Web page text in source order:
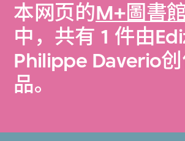
本网页的M+圖書
中，共有 1 件由
Philippe Daverio
品。